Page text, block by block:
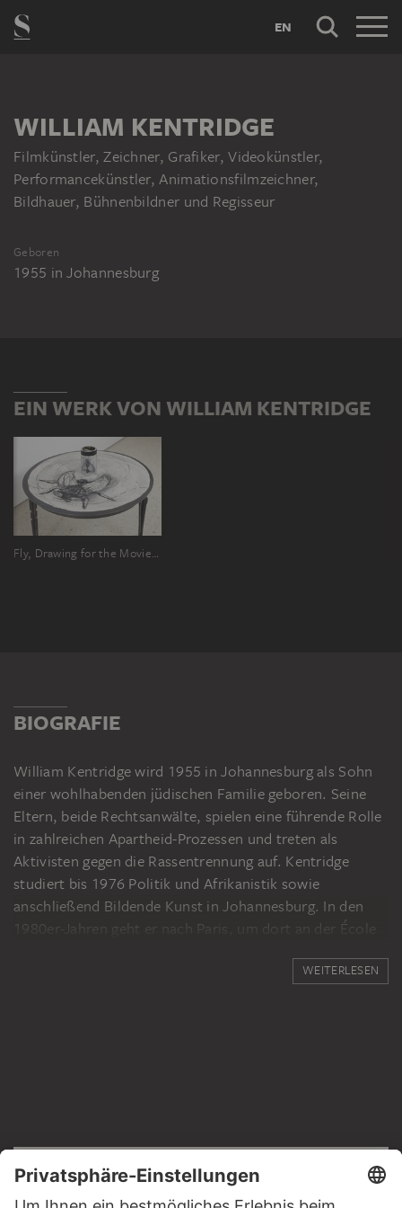
EN
WILLIAM KENTRIDGE
Filmkünstler, Zeichner, Grafiker, Videokünstler,
Performancekünstler, Animationsfilmzeichner,
Bildhauer, Bühnenbildner und Regisseur
Geboren
1955 inJohannesburg
EIN WERK VON WILLIAM KENTRIDGE
Fly, Drawing for the Movie „What Will Come‟ with View in Cylindrical Mirror
BIOGRAFIE
William Kentridge wird 1955 in Johannesburg als Sohn
einer wohlhabenden jüdischen Familie geboren. Seine
Eltern, beide Rechtsanwälte, spielen eine führende Rolle
in zahlreichen Apartheid-Prozessen und treten als
Aktivisten gegen die Rassentrennung auf. Kentridge
studiert bis 1976 Politik und Afrikanistik sowie
anschließend Bildende Kunst in Johannesburg. In den
1980er-Jahren geht er nach Paris, um dort an der École
arbeitet zunächst als Schauspieler und Regisseur für
Gruppenausstellungen in renommierten Institutionen.
2012 folgt Kentridge der Einladung, auf der documenta
13 auszustellen. Im Jahr 2013 verleiht ihm die Yale
WEITERLESEN
Impressum